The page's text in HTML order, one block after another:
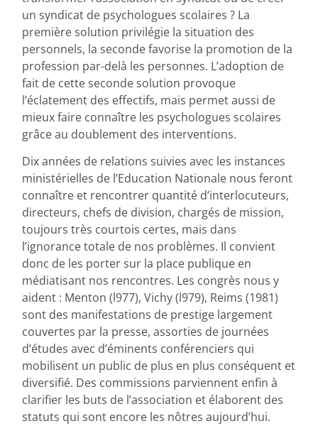
un syndicat de psychologues scolaires ? La
première solution privilégie la situation des
personnels, la seconde favorise la promotion de la
profession par-delà les personnes. L’adoption de
fait de cette seconde solution provoque
l’éclatement des effectifs, mais permet aussi de
mieux faire connaître les psychologues scolaires
grâce au doublement des interventions.
Dix années de relations suivies avec les instances
ministérielles de l’Education Nationale nous feront
connaître et rencontrer quantité d’interlocuteurs,
directeurs, chefs de division, chargés de mission,
toujours très courtois certes, mais dans
l’ignorance totale de nos problèmes. Il convient
donc de les porter sur la place publique en
médiatisant nos rencontres. Les congrès nous y
aident : Menton (l977), Vichy (l979), Reims (1981)
sont des manifestations de prestige largement
couvertes par la presse, assorties de journées
d’études avec d’éminents conférenciers qui
mobilisent un public de plus en plus conséquent et
diversifié. Des commissions parviennent enfin à
clarifier les buts de l’association et élaborent des
statuts qui sont encore les nôtres aujourd’hui.